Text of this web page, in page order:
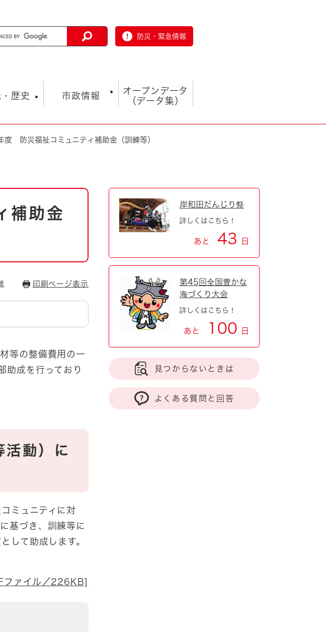
防災・緊急情報
ポーツ まちづくり・協働
福祉・介護
歴史 市政情報
総合計画
職員採用情報
オープンデータ
（データ集）
ータ
度 防災福祉コミュニティ補助金（訓練等）
補助金
印刷ページ表示
等の整備費用の一
助成を行っており
活動）に
ミュニティに対
基づき、訓練等に
して助成します。
ファイル／226KB]
岸和田だんじり祭
詳しくはこちら！
あと 43 日
第45回全国豊かな
海づくり大会
詳しくはこちら！
あと 100 日
見つからないときは
よくある質問と回答